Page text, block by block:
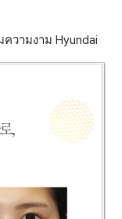
วามงาม Hyundai